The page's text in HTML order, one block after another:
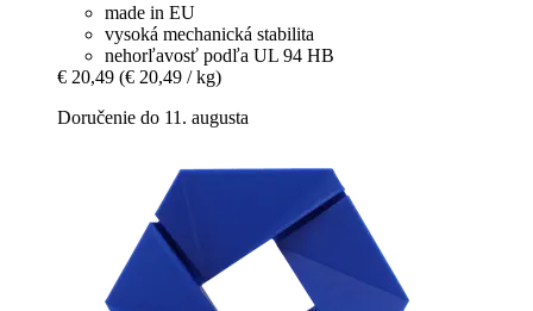
made in EU
vysoká mechanická stabilita
nehorľavosť podľa UL 94 HB
€ 20,49 (€ 20,49 / kg)
Doručenie do 11. augusta